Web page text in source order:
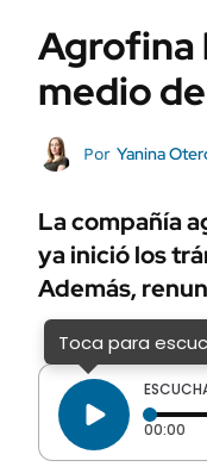
Campo
FINANZAS
Mercados
ÁMBITO DEBATE
MEDIAKIT AMBITO
Agrofina
medio
Por Yanina
La compañía
ya inició los
Además,
Toca para
00:00